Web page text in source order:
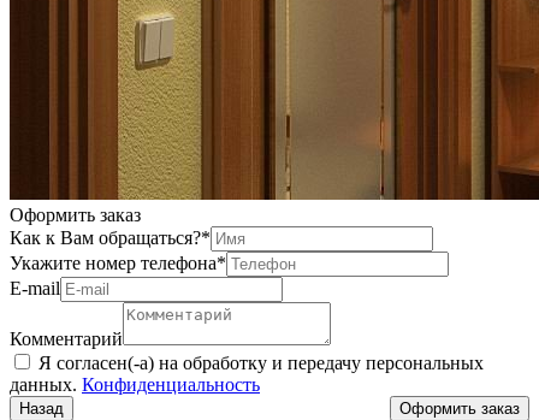
Оформить заказ
Как к Вам обращаться?*
Укажите номер телефона*
Е-mail
Комментарий
Я согласен(-а) на обработку и передачу персональных
данных. Конфиденциальность
Назад